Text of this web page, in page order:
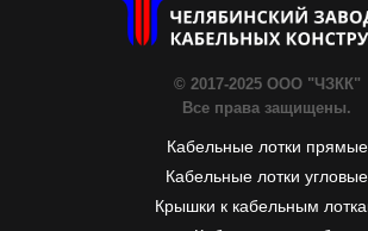
© 2017-2025 ООО "ЧЗКК"
Все права защищены.
Кабельные лотки прямые
Кабельные лотки угловые
Крышки к кабельным